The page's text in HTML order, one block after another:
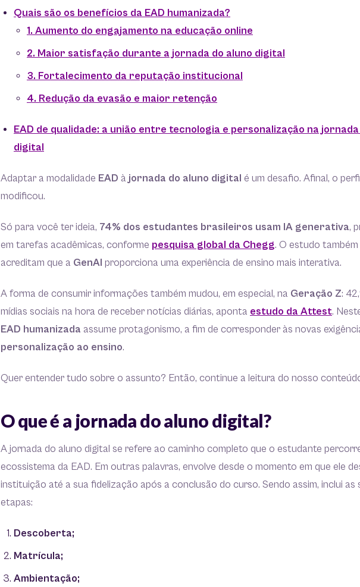
Quais são os benefícios da EAD humanizada?
1. Aumento do engajamento na educação online
2. Maior satisfação durante a jornada do aluno digital
3. Fortalecimento da reputação institucional
4. Redução da evasão e maior retenção
EAD de qualidade: a união entre tecnologia e personalização na
digital
Adaptar a modalidade EAD àjornada do aluno digital é um desafio. Afinal, o
modificou.
Só para você ter ideia, 74% dos estudantes brasileiros usam IA generativa,
em tarefas acadêmicas, conforme pesquisa global da Chegg. O estudo
acreditam que a GenAI proporciona uma experiência de ensino mais interativa.
A forma de consumir informações também mudou, em especial, na Geração Z:
mídias sociais na hora de receber notícias diárias, aponta estudo da Attest.
EAD humanizada assume protagonismo, a fim de corresponder às novas
personalização ao ensino.
Quer entender tudo sobre o assunto? Então, continue a leitura do nosso
O que é a jornada do aluno digital?
A jornada do aluno digital se refere ao caminho completo que o estudante
ecossistema da EAD. Em outras palavras, envolve desde o momento em que ele
instituição até a sua fidelização após a conclusão do curso. Sendo assim, inclui as
etapas:
Descoberta;
Matrícula;
Ambientação;